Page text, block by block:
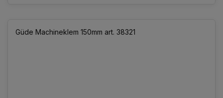
Güde Machineklem 150mm art. 38321